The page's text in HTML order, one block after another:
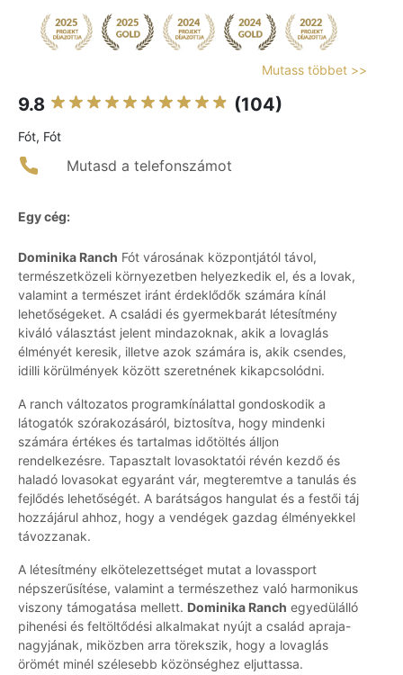
Mutass többet >>
9.8 (104)
Fót, Fót
Mutasd a telefonszámot
Egy cég:
Dominika Ranch Fót városának központjától távol,
természetközeli környezetben helyezkedik el, és a lovak,
valamint a természet iránt érdeklődők számára kínál
lehetőségeket. A családi és gyermekbarát létesítmény
kiváló választást jelent mindazoknak, akik a lovaglás
élményét keresik, illetve azok számára is, akik csendes,
idilli körülmények között szeretnének kikapcsolódni.
A ranch változatos programkínálattal gondoskodik a
látogatók szórakozásáról, biztosítva, hogy mindenki
számára értékes és tartalmas időtöltés álljon
rendelkezésre. Tapasztalt lovasoktatói révén kezdő és
haladó lovasokat egyaránt vár, megteremtve a tanulás és
fejlődés lehetőségét. A barátságos hangulat és a festői táj
hozzájárul ahhoz, hogy a vendégek gazdag élményekkel
távozzanak.
A létesítmény elkötelezettséget mutat a lovassport
népszerűsítése, valamint a természethez való harmonikus
viszony támogatása mellett. Dominika Ranch egyedülálló
pihenési és feltöltődési alkalmakat nyújt a család apraja-
nagyjának, miközben arra törekszik, hogy a lovaglás
örömét minél szélesebb közönséghez eljuttassa.